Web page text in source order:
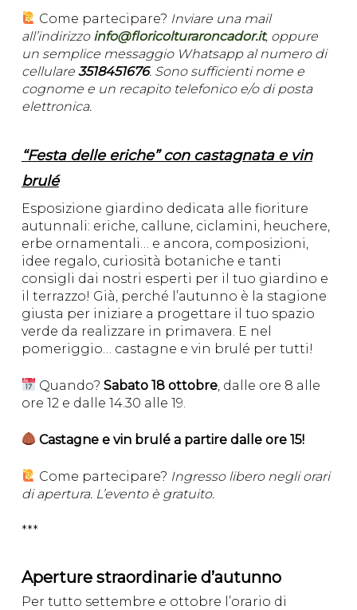
Come partecipare? Inviare una mail
all’indirizzo info@floricolturaroncador.it, oppure
un semplice messaggio Whatsapp al numero di
cellulare 3518451676. Sono sufficienti nome e
cognome e un recapito telefonico e/o di posta
elettronica.
“Festa delle eriche” con castagnata e vin
brulé
Esposizione giardino dedicata alle fioriture
autunnali: eriche, callune, ciclamini, heuchere,
erbe ornamentali… e ancora, composizioni,
idee regalo, curiosità botaniche e tanti
consigli dai nostri esperti per il tuo giardino e
il terrazzo! Già, perché l’autunno è la stagione
giusta per iniziare a progettare il tuo spazio
verde da realizzare in primavera. E nel
pomeriggio… castagne e vin brulé per tutti!
Quando?Sabato 18 ottobre , dalle ore 8 alle
ore 12 e dalle 14.30 alle 19.
Castagne e vin brulé a partire dalle ore 15!
Come partecipare? Ingresso libero negli orari
di apertura. L’evento è gratuito.
***
Aperture straordinarie d’autunno
Per tutto settembre e ottobre l’orario di